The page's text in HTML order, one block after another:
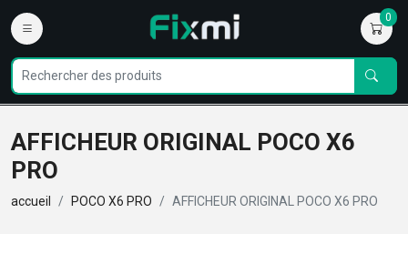
0
AFFICHEUR ORIGINAL POCO X6
PRO
accueil POCO X6 PRO AFFICHEUR ORIGINAL POCO X6 PRO